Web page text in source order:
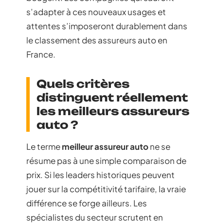
s’adapter à ces nouveaux usages et
attentes s’imposeront durablement dans
le classement des assureurs auto en
France.
Quels critères
distinguent réellement
les meilleurs assureurs
auto ?
Le termemeilleur assureur autone se
résume pas à une simple comparaison de
prix. Si les leaders historiques peuvent
jouer sur la compétitivité tarifaire, la vraie
différence se forge ailleurs. Les
spécialistes du secteur scrutent en